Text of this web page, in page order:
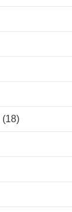
(18)